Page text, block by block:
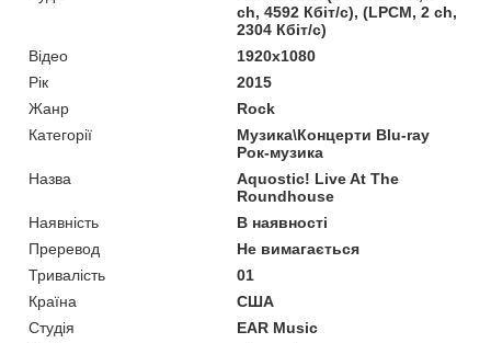
ch, 4592 Кбіт/с), (LPCM, 2 ch,
2304 Кбіт/с)
Відео
1920x1080
Рік
2015
Жанр
Rock
Категорії
Музика\Концерти Blu-ray
Рок-музика
Назва
Aquostic! Live At The
Roundhouse
Наявність
В наявності
Преревод
Не вимагається
Тривалість
01
Країна
США
Студія
EAR Music